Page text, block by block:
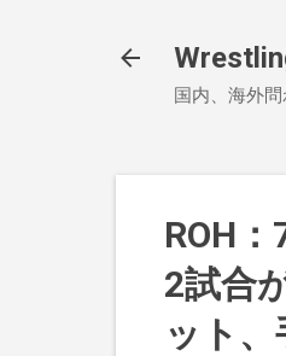
国内、海外
ROH
2試合
ット